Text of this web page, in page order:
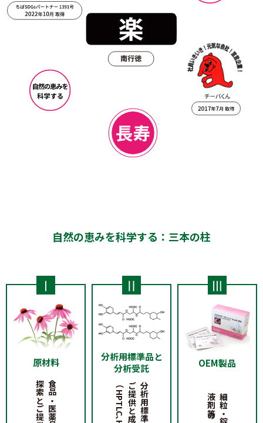
自然の恵みを科学する：三本の柱
原材料
探索とご提供
分析用標準品と
分析受託
分析用標準品の
OEM製品